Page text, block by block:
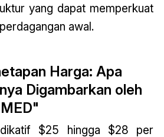
yang dapat memperkuat
awal.
Harga: Apa
Digambarkan oleh
$25 hingga $28 per